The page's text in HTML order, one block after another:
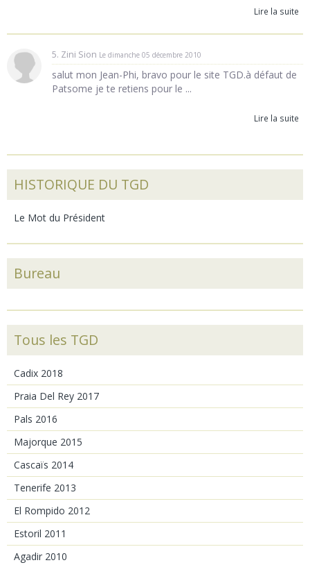
Lire la suite
5. Zini Sion Le dimanche 05 décembre 2010
salut mon Jean-Phi, bravo pour le site TGD.à défaut de
Patsome je te retiens pour le ...
Lire la suite
HISTORIQUE DU TGD
Le Mot du Président
Bureau
Tous les TGD
Cadix 2018
Praia Del Rey 2017
Pals 2016
Majorque 2015
Cascaïs 2014
Tenerife 2013
El Rompido 2012
Estoril 2011
Agadir 2010